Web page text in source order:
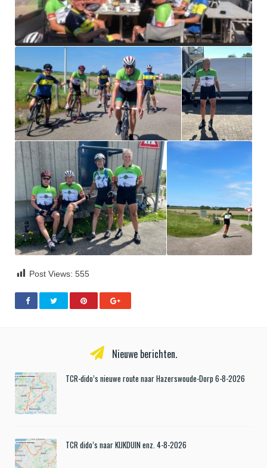
Post Views: 555
Nieuwe berichten.
TCR-dido’s nieuwe route naar Hazerswoude-Dorp 6-8-2026
TCR dido’s naar KIJKDUIN enz. 4-8-2026